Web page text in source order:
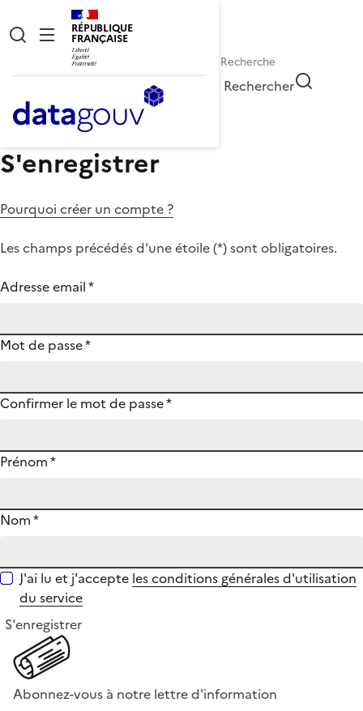
RÉPUBLIQUE
FRANÇAISE
Rechercher
S'enregistrer
Pourquoi créer un compte ?
Les champs précédés d'une étoile (*) sont obligatoires.
Adresse email*
Mot de passe*
Confirmer le mot de passe*
Prénom*
Nom*
J'ai lu et j'accepte les conditions générales d'utilisation
du service
S'enregistrer
Abonnez-vous à notre lettre d'information